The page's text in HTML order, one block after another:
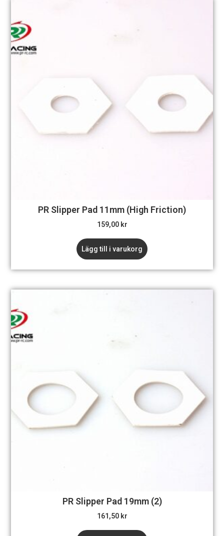
PR Slipper Pad 11mm (High Friction)
159,00 kr
Lägg till i varukorg
PR Slipper Pad 19mm (2)
161,50 kr